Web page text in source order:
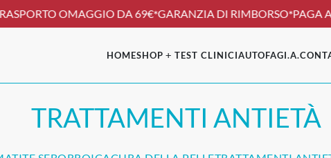
OMAGGIO DA 69€*GARANZIA DI RIMBORSO*PAGA
HOMESHOP TEST CLINICIAUTOFAGI.A.
TRATTAMENTI ANTIETÀ